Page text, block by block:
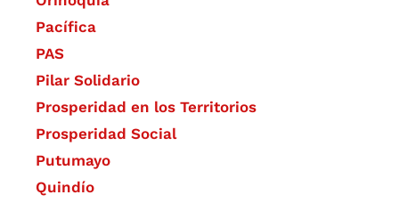
Pacífica
PAS
Pilar Solidario
Prosperidad en los Territorios
Prosperidad Social
Putumayo
Quindío